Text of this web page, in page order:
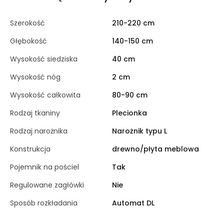
Szerokość
210-220 cm
Głębokość
140-150 cm
Wysokość siedziska
40 cm
Wysokość nóg
2 cm
Wysokość całkowita
80-90 cm
Rodzaj tkaniny
Plecionka
Rodzaj narożnika
Narożnik typu L
Konstrukcja
drewno/płyta meblowa
Pojemnik na pościel
Tak
Regulowane zagłówki
Nie
Sposób rozkładania
Automat DL